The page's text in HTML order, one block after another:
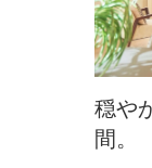
穏や
間。